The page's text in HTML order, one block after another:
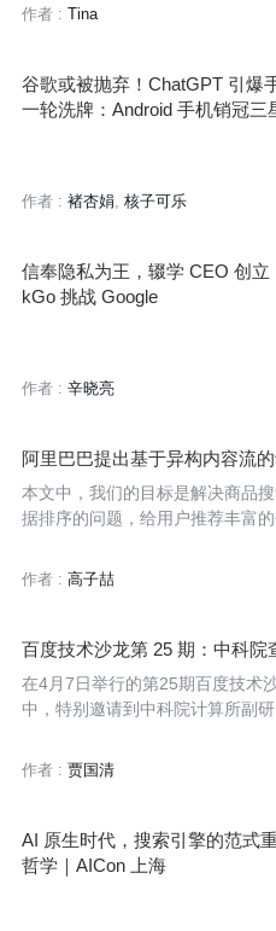
作者 : Tina
谷歌或被抛弃！ChatGPT 引爆
一轮洗牌：Android 手机销冠三
作者 : 褚杏娟 核子可乐
信奉隐私为王，辍学 CEO 创立
kGo 挑战 Google
作者 : 辛晓亮
阿里巴巴提出基于异构内容流
和购买率
本文中，我们的目标是解决商品
据排序的问题，给用户推荐丰富
类型的内容流，文章、视频还是
排序，第二个步骤使用广为人知
作者 : 高子喆
百度技术沙龙第 25 期：中科院
在4月7日举行的第25期百度技术
中，特别邀请到中科院计算所副
礼主要谈到了在RCFile、
对大数据研究趋势的看法。
作者 : 贾国清
AI 原生时代，搜索引擎的范式
哲学｜AICon 上海